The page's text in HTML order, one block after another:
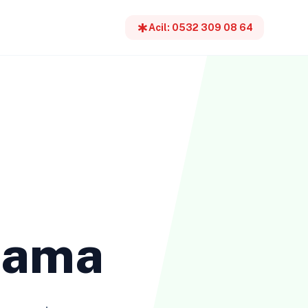
emergencyAcil: 0532 309 08 64